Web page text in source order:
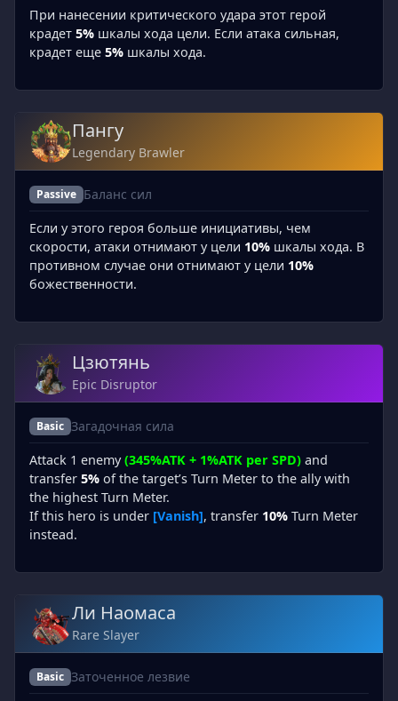
При нанесении критического удара этот герой
крадет 5% шкалы хода цели. Если атака сильная,
крадет еще 5% шкалы хода.
Пангу
Legendary Brawler
Passive Баланс сил
Если у этого героя больше инициативы, чем
скорости, атаки отнимают у цели 10% шкалы хода. В
противном случае они отнимают у цели 10%
божественности.
Цзютянь
Epic Disruptor
Basic Загадочная сила
Attack 1 enemy(345%ATK + 1%ATK per SPD) and
transfer 5% of the target’s Turn Meter to the ally with
the highest Turn Meter.
If this hero is under [Vanish], transfer 10% Turn Meter
instead.
Ли Наомаса
Rare Slayer
Basic Заточенное лезвие